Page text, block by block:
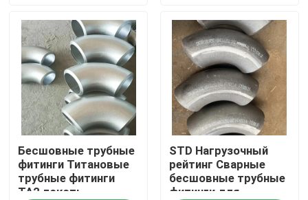
Путешествие фабрики
Проверка качества
Свяжитесь мы
Новости
Спросите цитату
Бесшовные трубные
фитинги Титановые
трубные фитинги
TA2 локоть
STD Нагрузочный
рейтинг Сварные
бесшовные трубные
фитинги для